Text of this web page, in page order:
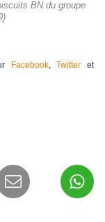
BN du groupe
Facebook,Twitter et